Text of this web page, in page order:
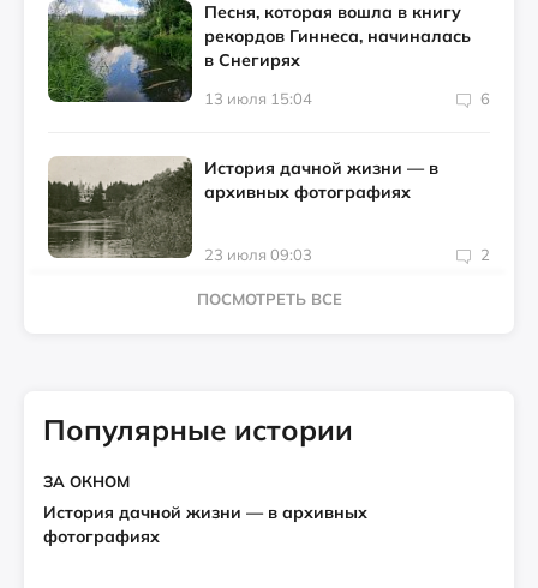
Песня, которая вошла в книгу
рекордов Гиннеса, начиналась
в Снегирях
13 июля 15:04 6
История дачной жизни — в
архивных фотографиях
23 июля 09:03 2
ПОСМОТРЕТЬ ВСЕ
Популярные истории
ЗА ОКНОМ
История дачной жизни — в архивных
фотографиях